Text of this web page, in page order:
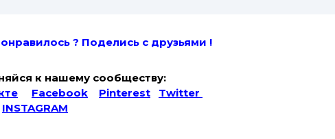
? Поделись с друзьями !
к нашему сообществу:
Facebook Pinterest
Twitter
INSTAGRAM